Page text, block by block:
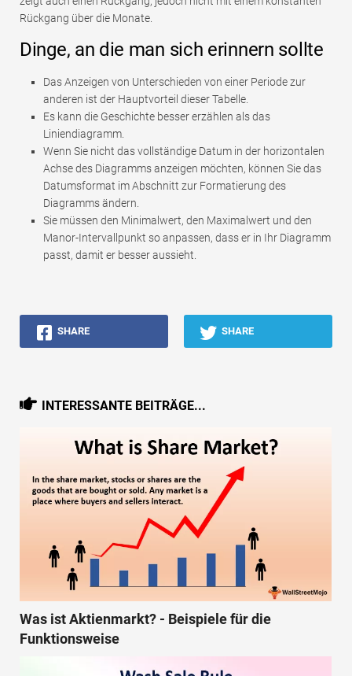
Rückgang über die Monate.
Dinge, an die man sich erinnern sollte
Das Anzeigen von Unterschieden von einer Periode zur
anderen ist der Hauptvorteil dieser Tabelle.
Es kann die Geschichte besser erzählen als das
Liniendiagramm.
Wenn Sie nicht das vollständige Datum in der horizontalen
Achse des Diagramms anzeigen möchten, können Sie das
Datumsformat im Abschnitt zur Formatierung des
Diagramms ändern.
Sie müssen den Minimalwert, den Maximalwert und den
Manor-Intervallpunkt so anpassen, dass er in Ihr Diagramm
passt, damit er besser aussieht.
SHARE SHARE
INTERESSANTE BEITRÄGE...
Was ist Aktienmarkt? - Beispiele für die
Funktionsweise